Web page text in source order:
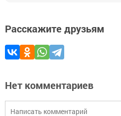
Расскажите друзьям
Нет комментариев